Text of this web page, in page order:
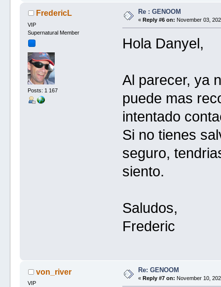
FredericL
VIP
Supernatural Member
Posts: 1 167
Re : GENOOM
« Reply #6 on: November 03,
Hola Danyel,
Al parecer, ya
puede mas
intentado
Si no tienes
seguro,
siento.
Saludos,
Frederic
von_river
VIP
Re: GENOOM
« Reply #7 on: November 10,